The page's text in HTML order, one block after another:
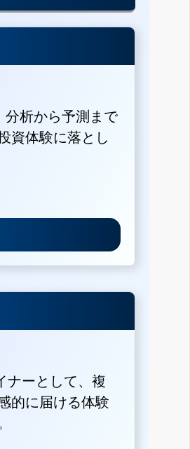
析から予測まで
資体験に落とし
ナーとして、複
的に届ける体験